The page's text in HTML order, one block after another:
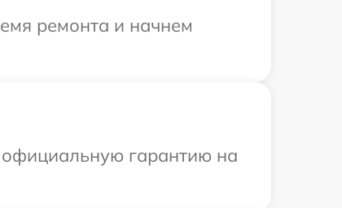
ремонта и начнем
гарантию на